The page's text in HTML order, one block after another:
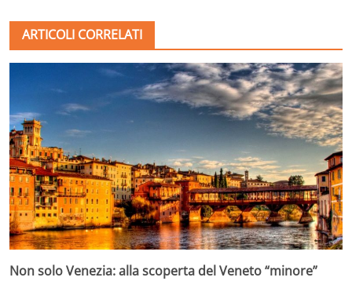
ARTICOLI CORRELATI
Non solo Venezia: alla scoperta del Veneto “minore”